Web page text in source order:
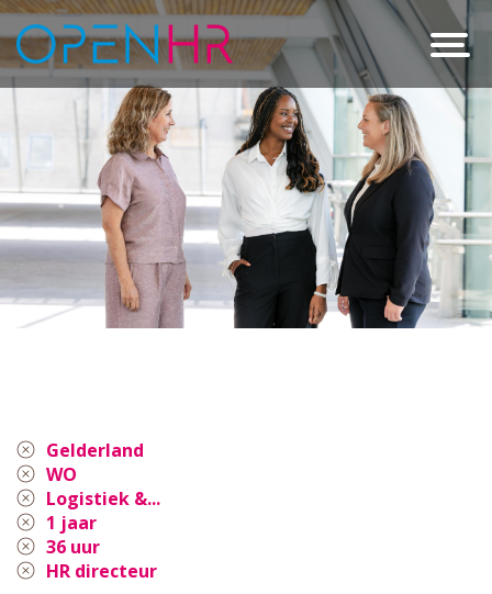
Gelderland
WO
Logistiek &...
1 jaar
36 uur
HR directeur